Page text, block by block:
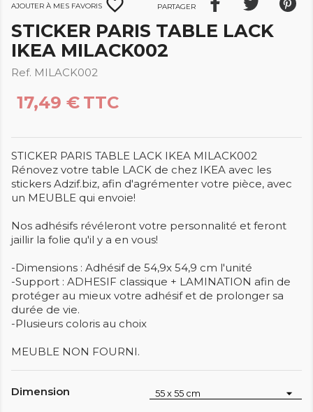
Ajouter à mes favoris favorite_border Partager
STICKER PARIS TABLE LACK
IKEA MILACK002
Ref. MILACK002
17,49 € TTC
STICKER PARIS TABLE LACK IKEA MILACK002
Rénovez votre table LACK de chez IKEA avec les
stickers Adzif.biz, afin d'agrémenter votre pièce, avec
un MEUBLE qui envoie!
Nos adhésifs révéleront votre personnalité et feront
jaillir la folie qu'il y a en vous!
-Dimensions : Adhésif de 54,9x 54,9 cm l'unité
-Support : ADHESIF classique + LAMINATION afin de
protéger au mieux votre adhésif et de prolonger sa
durée de vie.
-Plusieurs coloris au choix
MEUBLE NON FOURNI.
Dimension